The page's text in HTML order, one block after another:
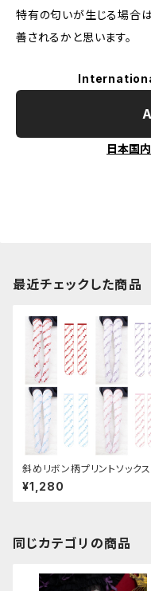
特有の匂いが生じる場合
善されるかと思います。
日本国
最近チェックした商品
斜めリボン柄プリントソックス
¥1,280
同じカテゴリの商品